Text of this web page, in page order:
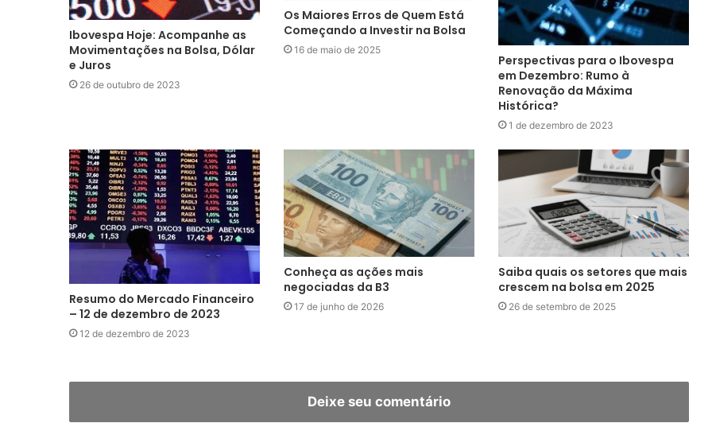
Ibovespa Hoje: Acompanhe as
Movimentações na Bolsa, Dólar
e Juros
26 de outubro de 2023
Os Maiores Erros de Quem Está
Começando a Investir na Bolsa
16 de maio de 2025
Perspectivas para o Ibovespa
em Dezembro: Rumo à
Renovação da Máxima
Histórica?
1 de dezembro de 2023
Resumo do Mercado Financeiro
– 12 de dezembro de 2023
12 de dezembro de 2023
Conheça as ações mais
negociadas da B3
17 de junho de 2026
Saiba quais os setores que mais
crescem na bolsa em 2025
26 de setembro de 2025
Deixe seu comentário